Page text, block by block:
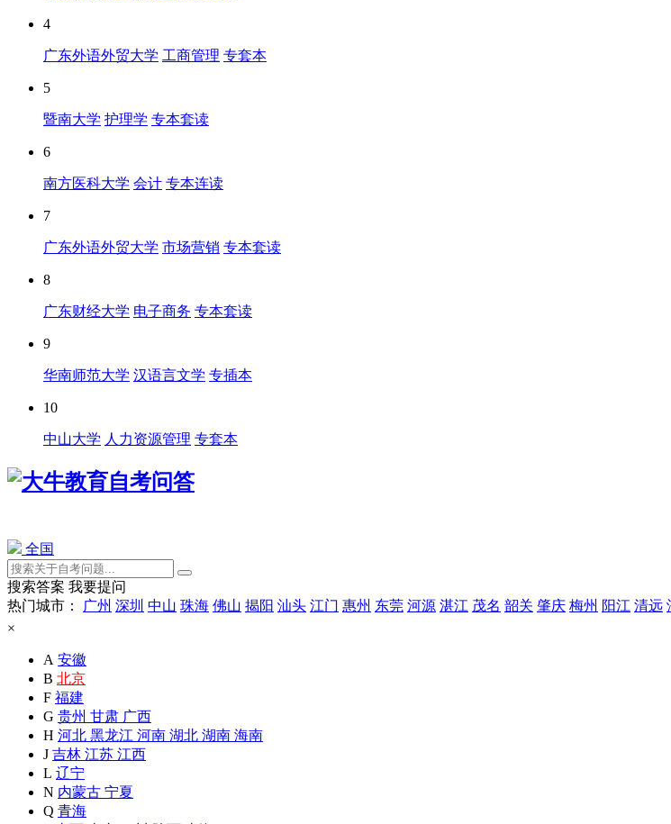
4
广东外语外贸大学 工商管理 专套本
5
暨南大学 护理学 专本套读
6
南方医科大学 会计 专本连读
7
广东外语外贸大学 市场营销 专本套读
8
广东财经大学 电子商务 专本套读
9
华南师范大学 汉语言文学 专插本
10
中山大学 人力资源管理 专套本
全国
搜索答案 我要提问
热门城市：
广州 深圳 中山 珠海 佛山 揭阳 汕头 江门 惠州 东莞 河源 湛江 茂名 韶关 肇庆 梅州 阳江 清远
×
A 安徽
B 北京
F 福建
G 贵州 甘肃 广西
H 河北 黑龙江 河南 湖北 湖南 海南
J 吉林 江苏 江西
L 辽宁
N 内蒙古 宁夏
Q 青海